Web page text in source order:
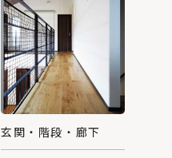
玄関・階段・廊下